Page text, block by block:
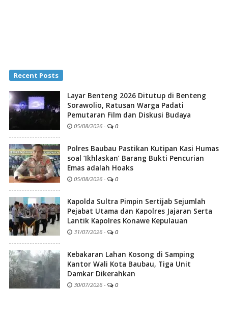
Recent Posts
Layar Benteng 2026 Ditutup di Benteng
Sorawolio, Ratusan Warga Padati
Pemutaran Film dan Diskusi Budaya
05/08/2026 - 0
Polres Baubau Pastikan Kutipan Kasi Humas
soal ‘Ikhlaskan’ Barang Bukti Pencurian
Emas adalah Hoaks
05/08/2026 - 0
Kapolda Sultra Pimpin Sertijab Sejumlah
Pejabat Utama dan Kapolres Jajaran Serta
Lantik Kapolres Konawe Kepulauan
31/07/2026 - 0
Kebakaran Lahan Kosong di Samping
Kantor Wali Kota Baubau, Tiga Unit
Damkar Dikerahkan
30/07/2026 - 0